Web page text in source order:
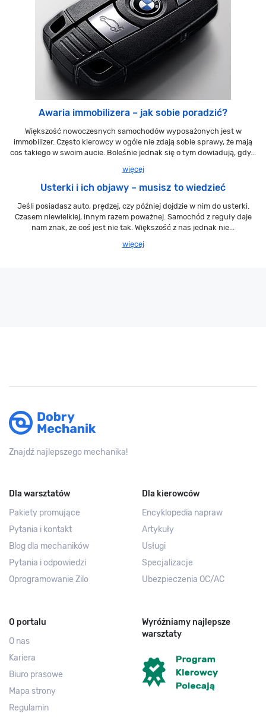
Awaria immobilizera – jak sobie poradzić?
Większość nowoczesnych samochodów wyposażonych jest w
immobilizer. Często kierowcy w ogóle nie zdają sobie sprawy, że mają
cos takiego w swoim aucie. Boleśnie jednak się o tym dowiadują, gdy...
więcej
Usterki i ich objawy – musisz to wiedzieć
Jeśli posiadasz auto, prędzej, czy później dojdzie w nim do usterki.
Czasem niewielkiej, innym razem poważnej. Samochód z reguły daje
nam znak, że coś jest nie tak. Większość z nas jednak nie...
więcej
Znajdź najlepszego mechanika!
Dla warsztatów
Pakiety promujące
Pytania i kontakt
Blog dla mechaników
Pytania i odpowiedzi
Oprogramowanie Zilo
Dla kierowców
Encyklopedia napraw
Artykuły
Usługi
Specjalizacje
Ubezpieczenia OC/AC
O portalu
O nas
Kariera
Biuro prasowe
Mapa strony
Regulamin
Wyróżniamy najlepsze
warsztaty